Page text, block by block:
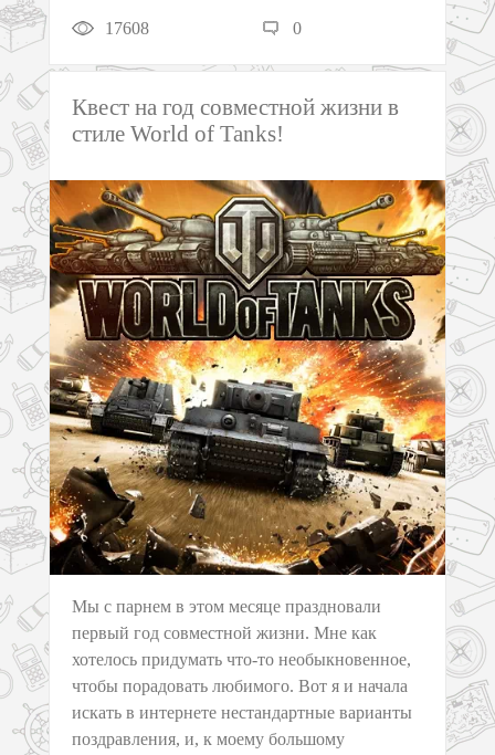
17608 0
Квест на год совместной жизни в
стиле World of Tanks!
Мы с парнем в этом месяце праздновали
первый год совместной жизни. Мне как
хотелось придумать что-то необыкновенное,
чтобы порадовать любимого. Вот я и начала
искать в интернете нестандартные варианты
поздравления, и, к моему большому